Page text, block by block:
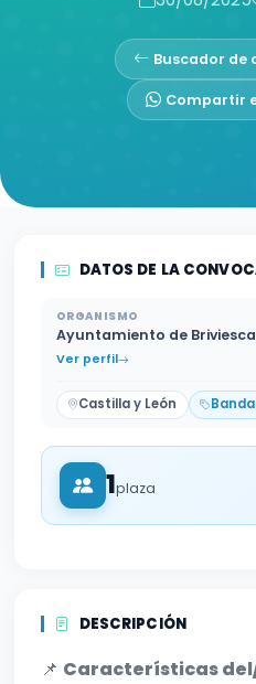
Buscador de
Compartir
DATOS DE LA
ORGANISMO
Ayuntamiento de Briviesca
Ver perfil
Castilla y León
1plaza
DESCRIPCIÓN
📌 Características